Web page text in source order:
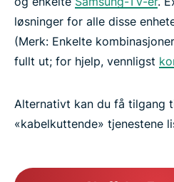
løsninger for alle disse
(Merk: Enkelte
fullt ut; for hjelp, vennligst
Alternativt kan du få tilgang
«kabelkuttende» tjenestene